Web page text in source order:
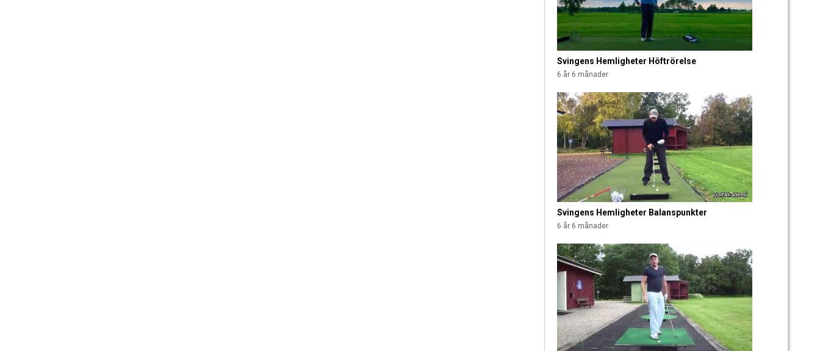
Svingens Hemligheter Höftrörelse
6 år 6 månader
Svingens Hemligheter Balanspunkter
6 år 6 månader